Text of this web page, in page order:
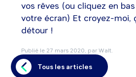
Tous les articles
vos rêves (ou cliquez en
votre écran) Et croyez-moi,
détour !
Publié le 27 mars 2020, par Walt.